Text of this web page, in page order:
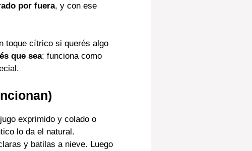
por fuera, y con ese
toque cítrico si querés algo
que sea: funciona como
exprimido y colado o
lo da el natural.
y batilas a nieve. Luego